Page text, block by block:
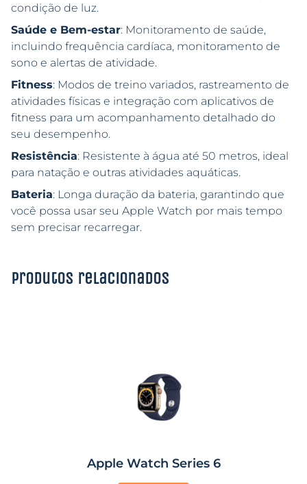
condição de luz.
Saúde e Bem-estar: Monitoramento de saúde,
incluindo frequência cardíaca, monitoramento de
sono e alertas de atividade.
Fitness: Modos de treino variados, rastreamento de
atividades físicas e integração com aplicativos de
fitness para um acompanhamento detalhado do
seu desempenho.
Resistência: Resistente à água até 50 metros, ideal
para natação e outras atividades aquáticas.
Bateria: Longa duração da bateria, garantindo que
você possa usar seu Apple Watch por mais tempo
sem precisar recarregar.
Produtos relacionados
Apple Watch Series 6